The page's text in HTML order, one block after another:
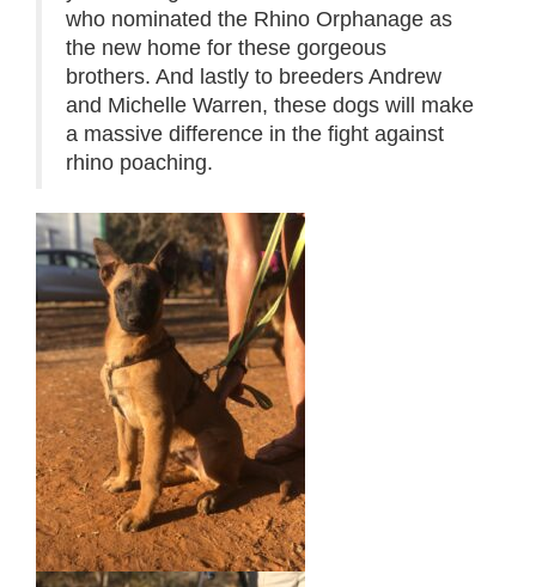
who nominated the Rhino Orphanage as
the new home for these gorgeous
brothers. And lastly to breeders Andrew
and Michelle Warren, these dogs will make
a massive difference in the fight against
rhino poaching.